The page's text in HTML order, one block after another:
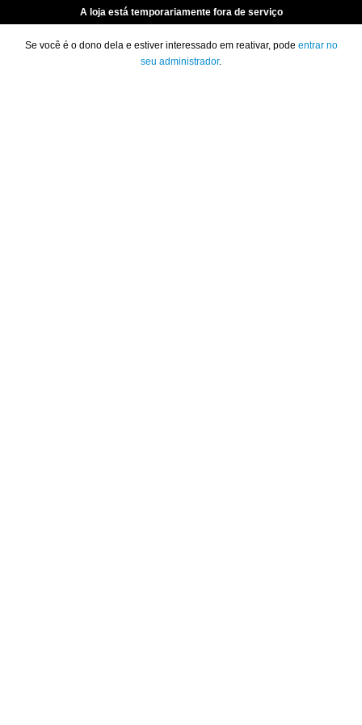
A loja está temporariamente fora de serviço
Se você é o dono dela e estiver interessado em reativar, pode entrar no
seu administrador.